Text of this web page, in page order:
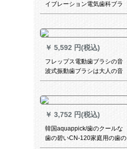
イブレーション電気歯科ブラ
シィ充電式全自動成人スマル
強力クレアプラーバッグ
￥ 5,592 円(税込)
フレップス電動歯ブラシの音
波式振動歯ブラシは大人の音
波式電動歯ブラシの自動音波
￥ 3,752 円(税込)
韓国aquappick/歯のクールな
歯の碧いCN-120家庭用の歯の
器の電気洗濯機の水の歯の線